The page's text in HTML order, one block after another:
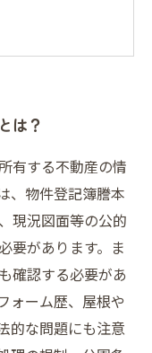
は？
有する不動産の情
、物件登記簿謄本
現況図面等の公的
要があります。ま
確認する必要があ
ォーム歴、屋根や
的な問題にも注意